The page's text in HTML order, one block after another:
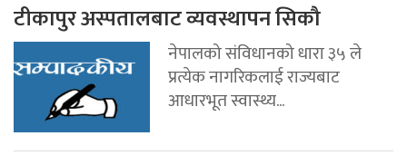
टीकापुर अस्पतालबाट व्यवस्थापन सिकौ
नेपालको संविधानको धारा ३५ ले
प्रत्येक नागरिकलाई राज्यबाट
आधारभूत स्वास्थ्य...